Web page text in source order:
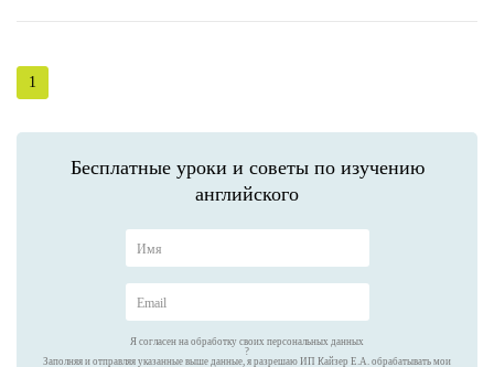
1
Бесплатные уроки и советы по изучению
английского
Я согласен на обработку своих персональных данных
?
Заполняя и отправляя указанные выше данные, я разрешаю ИП Кайзер Е.А. обрабатывать мои